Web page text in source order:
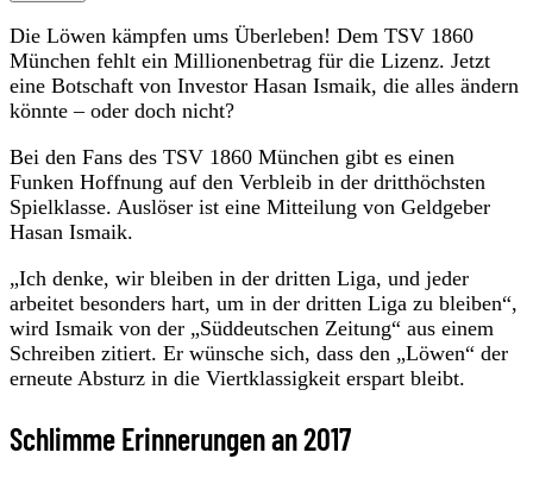
Die Löwen kämpfen ums Überleben! Dem TSV 1860
München fehlt ein Millionenbetrag für die Lizenz. Jetzt
eine Botschaft von Investor Hasan Ismaik, die alles ändern
könnte – oder doch nicht?
Bei den Fans des TSV 1860 München gibt es einen
Funken Hoffnung auf den Verbleib in der dritthöchsten
Spielklasse. Auslöser ist eine Mitteilung von Geldgeber
Hasan Ismaik.
„Ich denke, wir bleiben in der dritten Liga, und jeder
arbeitet besonders hart, um in der dritten Liga zu bleiben“,
wird Ismaik von der „Süddeutschen Zeitung“ aus einem
Schreiben zitiert. Er wünsche sich, dass den „Löwen“ der
erneute Absturz in die Viertklassigkeit erspart bleibt.
Schlimme Erinnerungen an 2017